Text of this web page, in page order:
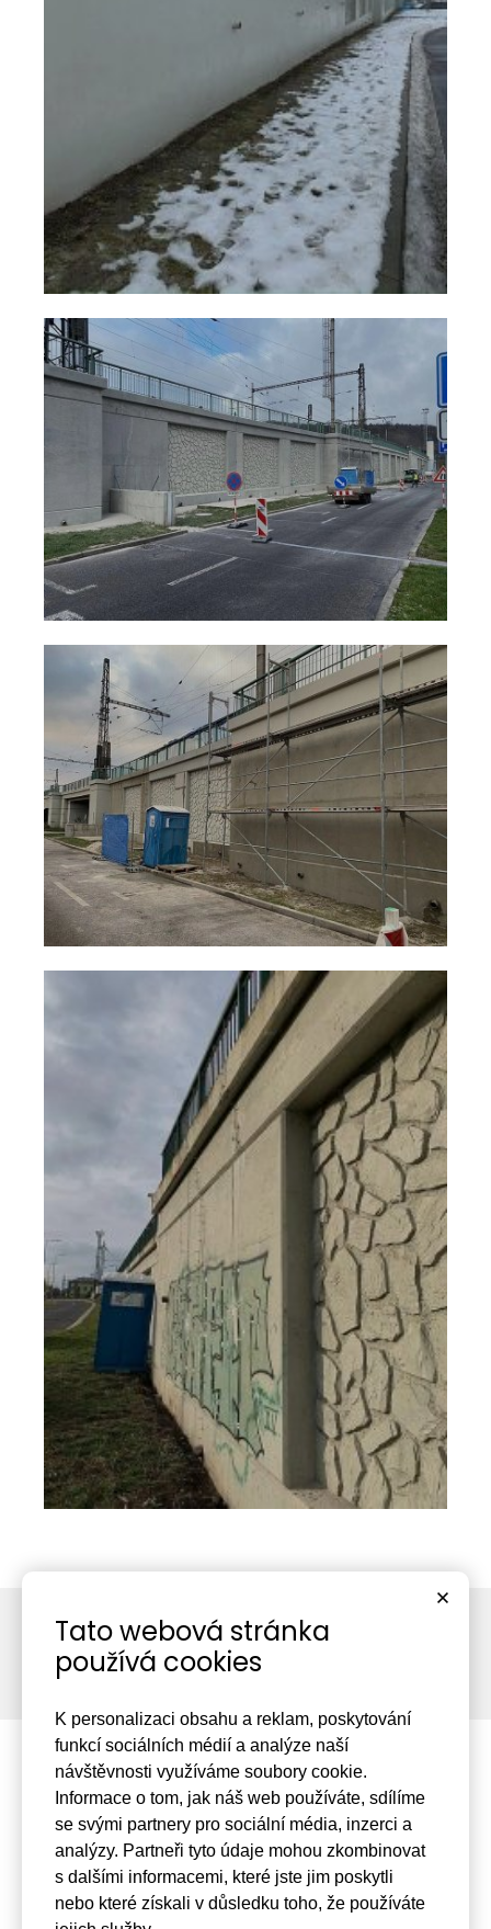
+420 475 201 349
Mařákova 3079/2, 400 01
Ústí nad Labem
Tato webová stránka
používá cookies
K personalizaci obsahu a reklam, poskytování
funkcí sociálních médií a analýze naší
návštěvnosti využíváme soubory cookie.
Informace o tom, jak náš web používáte, sdílíme
se svými partnery pro sociální média, inzerci a
analýzy. Partneři tyto údaje mohou zkombinovat
s dalšími informacemi, které jste jim poskytli
nebo které získali v důsledku toho, že používáte